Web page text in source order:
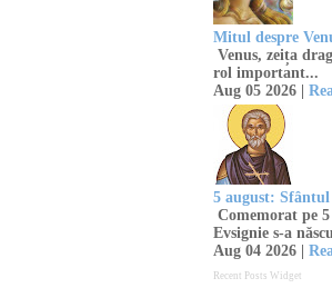
Mitul despre
Venus, zeița
rol important...
Aug 05 2026 |
5 august:
Comemorat pe
Evsignie s-a
Aug 04 2026 |
Recent Posts Widget